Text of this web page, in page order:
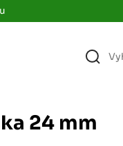
24 mm
731 616 767